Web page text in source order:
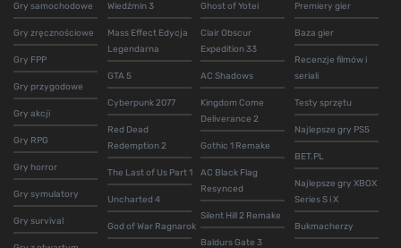
Gry samochodowe
Gry zręcznościowe
Gry FPP
Gry przygodowe
Gry akcji
Gry RPG
Gry horror
Gry symulatory
Gry survival
Wiedźmin 3
Mass Effect Edycja
Legendarna
GTA 5
Cyberpunk 2077
Red Dead
Redemption 2
The Last of Us Part 1
Uncharted 4
God of War Ragnarok
Ghost of Yotei
Clair Obscur
Expedition 33
AC Shadows
Kingdom Come
Deliverance 2
Gothic 1 Remake
AC Black Flag
Resynced
Silent Hill 2 Remake
Baldurs Gate 3
Premiery gier
Baza gier
Recenzje filmów i
seriali
Testy sprzętu
Najlepsze gry PS5
BET.PL
Najlepsze gry XBOX
Series S i X
Bukmacherzy